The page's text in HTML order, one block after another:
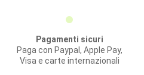
Pagamenti sicuri
Paga con Paypal, Apple Pay,
Visa e carte internazionali